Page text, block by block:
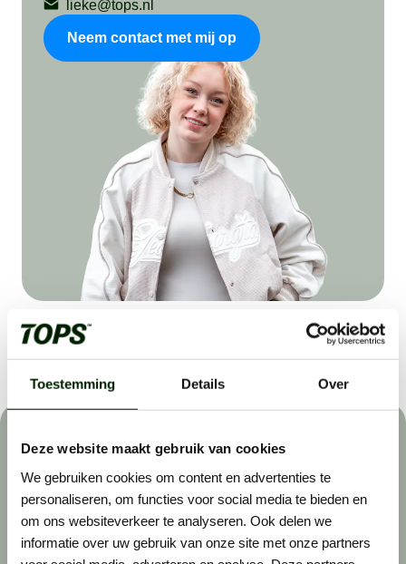
Toestemming Details Over
Deze website maakt gebruik van cookies
We gebruiken cookies om content en advertenties te
personaliseren, om functies voor social media te bieden en
om ons websiteverkeer te analyseren. Ook delen we
informatie over uw gebruik van onze site met onze partners
lieke@tops.nl
Neem contact met mij op
Het sollicitatieproces
Wij helpen buitenwerkers om de beste in hun vakgebied
te worden. Dat werkt als volgt: